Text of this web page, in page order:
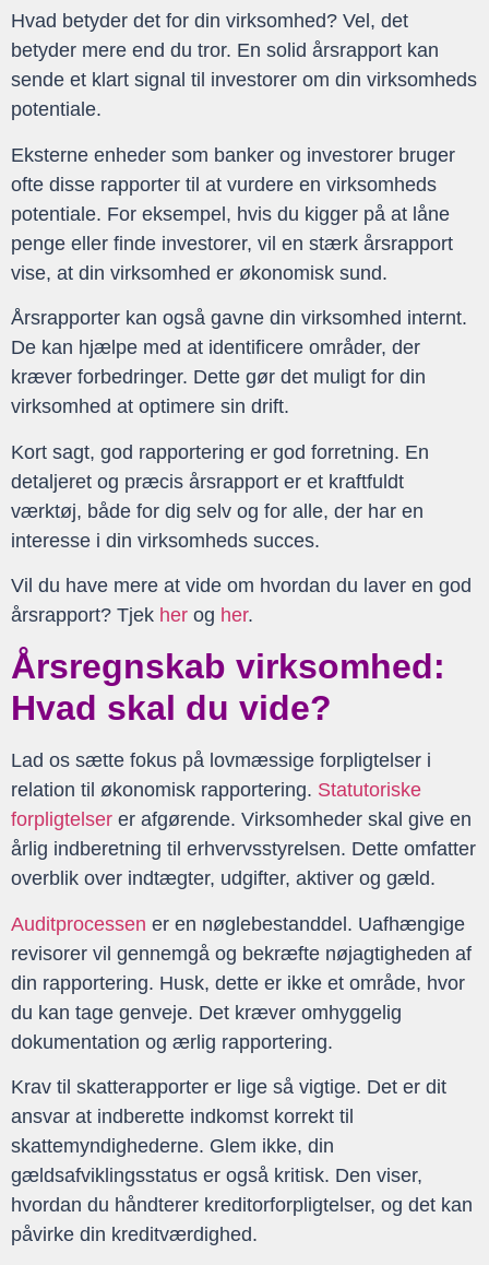
Hvad betyder det for din virksomhed? Vel, det
betyder mere end du tror. En solid årsrapport kan
sende et klart signal til investorer om din virksomheds
potentiale.
Eksterne enheder som banker og investorer bruger
ofte disse rapporter til at vurdere en virksomheds
potentiale. For eksempel, hvis du kigger på at låne
penge eller finde investorer, vil en stærk årsrapport
vise, at din virksomhed er økonomisk sund.
Årsrapporter kan også gavne din virksomhed internt.
De kan hjælpe med at identificere områder, der
kræver forbedringer. Dette gør det muligt for din
virksomhed at optimere sin drift.
Kort sagt, god rapportering er god forretning. En
detaljeret og præcis årsrapport er et kraftfuldt
værktøj, både for dig selv og for alle, der har en
interesse i din virksomheds succes.
Vil du have mere at vide om hvordan du laver en god
årsrapport? Tjek her og her.
Årsregnskab virksomhed:
Hvad skal du vide?
Lad os sætte fokus på lovmæssige forpligtelser i
relation til økonomisk rapportering. Statutoriske
forpligtelser er afgørende. Virksomheder skal give en
årlig indberetning til erhvervsstyrelsen. Dette omfatter
overblik over indtægter, udgifter, aktiver og gæld.
Auditprocessen er en nøglebestanddel. Uafhængige
revisorer vil gennemgå og bekræfte nøjagtigheden af
din rapportering. Husk, dette er ikke et område, hvor
du kan tage genveje. Det kræver omhyggelig
dokumentation og ærlig rapportering.
Krav til skatterapporter er lige så vigtige. Det er dit
ansvar at indberette indkomst korrekt til
skattemyndighederne. Glem ikke, din
gældsafviklingsstatus er også kritisk. Den viser,
hvordan du håndterer kreditorforpligtelser, og det kan
påvirke din kreditværdighed.